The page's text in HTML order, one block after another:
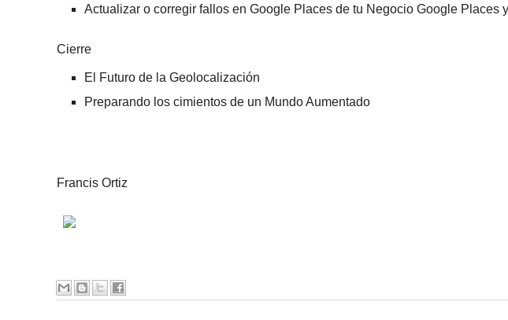
Actualizar o corregir fallos en Google Places de tu Negocio Google Places
Cierre
El Futuro de la Geolocalización
Preparando los cimientos de un Mundo Aumentado
Francis Ortiz